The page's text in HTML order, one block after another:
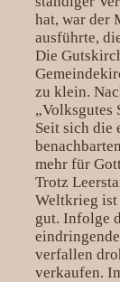
hat, war der
ausführte,
Die
zu klein.
„Volksgutes
Seit sich die
mehr für
Trotz
Weltkrieg ist
gut. Infolge
verfallen
verkaufen.